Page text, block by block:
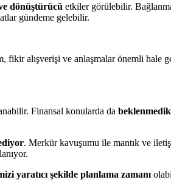
dönüştürücü etkiler görülebilir.
gündeme gelebilir.
fikir alışverişi ve anlaşmalar önemli hale
Finansal konularda da
. Merkür kavuşumu ile mantık ve
yaratıcı şekilde planlama zamanı